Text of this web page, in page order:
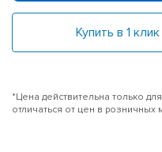
Купить в 1 клик
*Цена действительна только
отличаться от цен в розничных